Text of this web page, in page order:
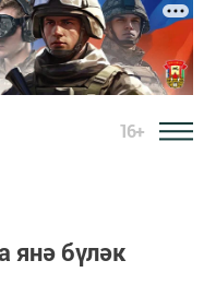
16+
янә бүләк